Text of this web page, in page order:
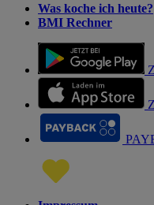
Was koche ich heute?
BMI Rechner